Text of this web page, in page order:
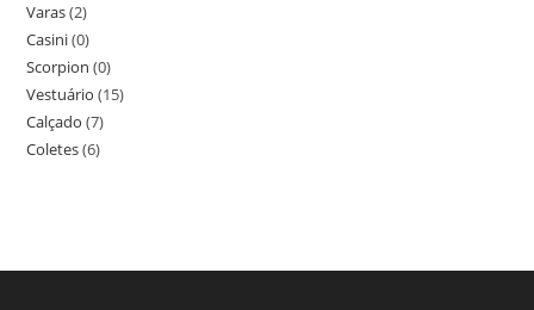
Varas(2)
Casini(0)
Scorpion (0)
Vestuário (15)
Calçado (7)
Coletes(6)